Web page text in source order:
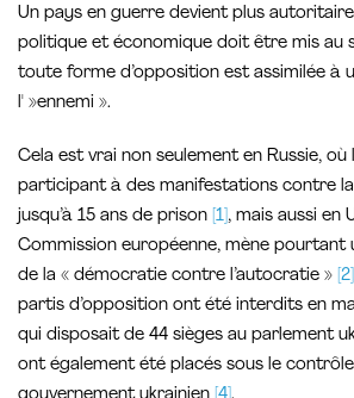
Un pays en guerre devient plus
politique et économique doit être mis au
toute forme d’opposition est assimilée à
l' »ennemi ».
Cela est vrai non seulement en Russie, où
participant à des manifestations contre
jusqu’à 15 ans de prison [1] , mais aussi en
Commission européenne, mène pourtant
de la « démocratie contre l’autocratie » [2]
partis d’opposition ont été interdits en
qui disposait de 44 sièges au parlement
ont également été placés sous le